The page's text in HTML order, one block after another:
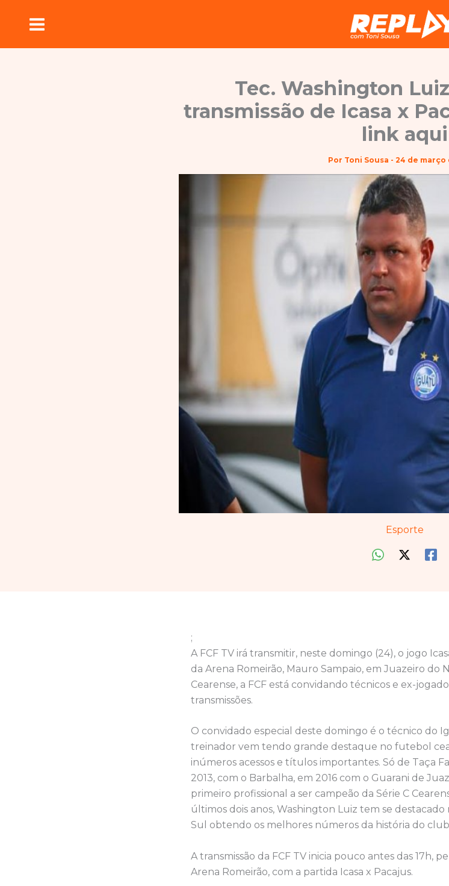
Tec. Washington
transmissão de Icasa x
link aqui
Por Toni Sousa - 24 de março
Esporte
;
A FCF TV irá transmitir, neste domingo (24), o jogo
da Arena Romeirão, Mauro Sampaio, em Juazeiro
Cearense, a FCF está convidando técnicos e ex-
transmissões.
O convidado especial deste domingo é o técnico do
treinador vem tendo grande destaque no futebol
inúmeros acessos e títulos importantes. Só de Taça
2013, com o Barbalha, em 2016 com o Guarani de
primeiro profissional a ser campeão da Série C
últimos dois anos, Washington Luiz tem se
Sul obtendo os melhores números da história do
A transmissão da FCF TV inicia pouco antes das 17h,
Arena Romeirão, com a partida Icasa x Pacajus.